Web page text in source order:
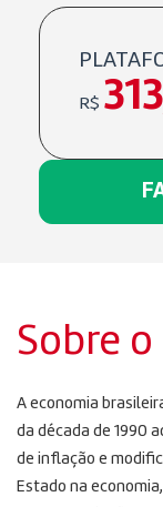
Sobre o
A economia
da década de 1990
de inflação e
Estado na
R$